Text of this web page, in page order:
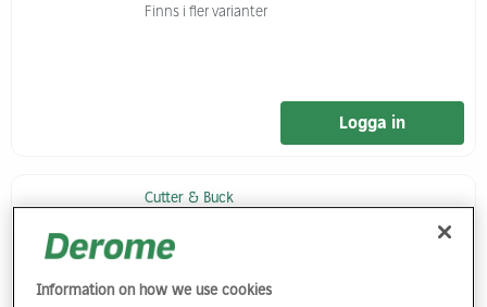
Finns i fler varianter
Logga in
Cutter & Buck
PREMIUM HERR
Finns i fler varianter
Information on how we use cookies